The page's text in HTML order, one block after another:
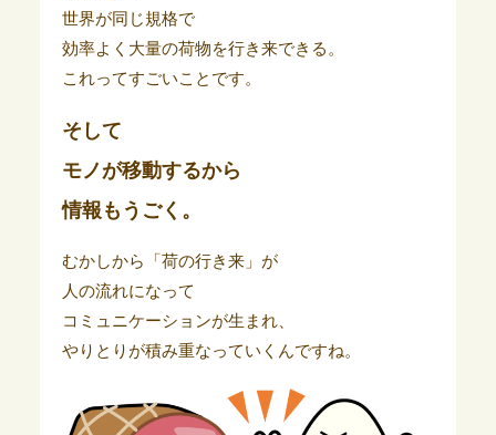
世界が同じ規格で
効率よく大量の荷物を行き来できる。
これってすごいことです。
そして
モノが移動するから
情報もうごく。
むかしから「荷の行き来」が
人の流れになって
コミュニケーションが生まれ、
やりとりが積み重なっていくんですね。